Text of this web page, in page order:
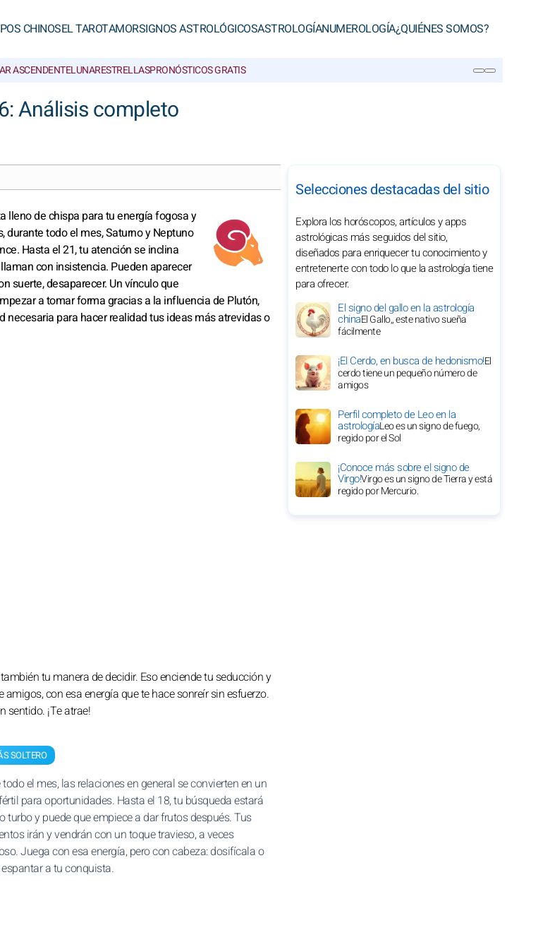
CHINOSEL TAROTAMORSIGNOS ASTROLÓGICOSASTROLOGÍANUMEROLOGÍA¿QUIÉNES SOMOS?
ASCENDENTELUNARESTRELLASPRONÓSTICOS GRATIS
Análisis completo
lleno de chispa para tu energía fogosa y
durante todo el mes, Saturno y Neptuno
Hasta el 21, tu atención se inclina
con insistencia. Pueden aparecer
suerte, desaparecer. Un vínculo que
a tomar forma gracias a la influencia de Plutón,
para hacer realidad tus ideas más atrevidas o
tu manera de decidir. Eso enciende tu seducción y
con esa energía que te hace sonreír sin esfuerzo.
sentido. ¡Te atrae!
SOLTERO
todo el mes, las relaciones en general se convierten en un
para oportunidades. Hasta el 18, tu búsqueda estará
turbo y puede que empiece a dar frutos después. Tus
irán y vendrán con un toque travieso, a veces
Juega con esa energía, pero con cabeza: dosifícala o
a tu conquista.
Selecciones destacadas del sitio
Explora los horóscopos, artículos y apps
astrológicas más seguidos del sitio,
diseñados para enriquecer tu conocimiento y
entretenerte con todo lo que la astrología tiene
para ofrecer.
El signo del gallo en la astrología
chinaEl Gallo,, este nativo sueña
fácilmente
¡El Cerdo, en busca de hedonismo!El
cerdo tiene un pequeño número de
amigos
Perfil completo de Leo en la
astrologíaLeo es un signo de fuego,
regido por el Sol
¡Conoce más sobre el signo de
Virgo!Virgo es un signo de Tierra y está
regido por Mercurio.